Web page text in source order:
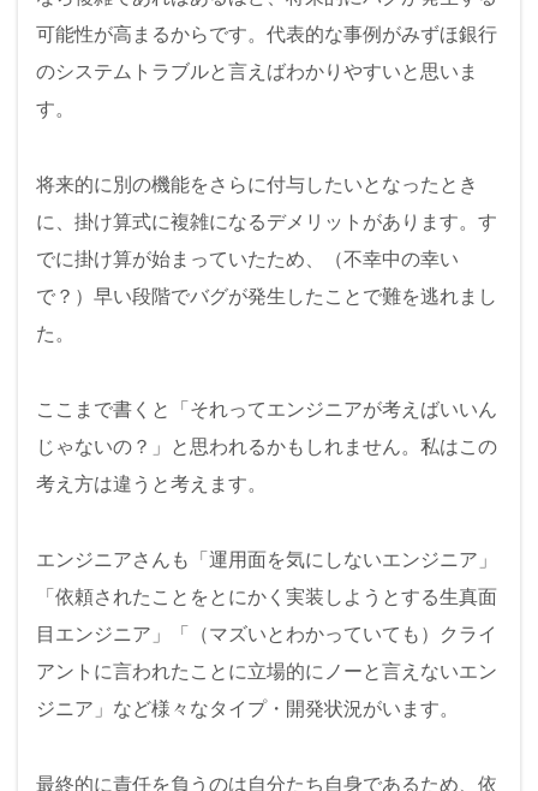
可能性が高まるからです。代表的な事例がみずほ銀行
のシステムトラブルと言えばわかりやすいと思いま
す。
将来的に別の機能をさらに付与したいとなったとき
に、掛け算式に複雑になるデメリットがあります。す
でに掛け算が始まっていたため、（不幸中の幸い
で？）早い段階でバグが発生したことで難を逃れまし
た。
ここまで書くと「それってエンジニアが考えばいいん
じゃないの？」と思われるかもしれません。私はこの
考え方は違うと考えます。
エンジニアさんも「運用面を気にしないエンジニア」
「依頼されたことをとにかく実装しようとする生真面
目エンジニア」「（マズいとわかっていても）クライ
アントに言われたことに立場的にノーと言えないエン
ジニア」など様々なタイプ・開発状況がいます。
最終的に責任を負うのは自分たち自身であるため、依